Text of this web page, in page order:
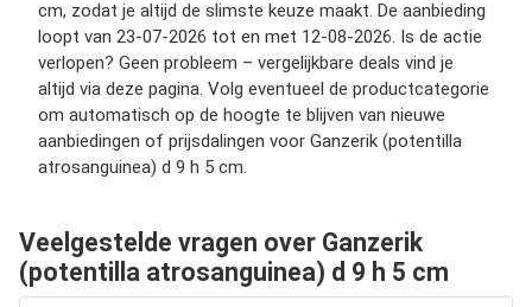
cm, zodat je altijd de slimste keuze maakt. De aanbieding
loopt van 23-07-2026 tot en met 12-08-2026. Is de actie
verlopen? Geen probleem – vergelijkbare deals vind je
altijd via deze pagina. Volg eventueel de productcategorie
om automatisch op de hoogte te blijven van nieuwe
aanbiedingen of prijsdalingen voor Ganzerik (potentilla
atrosanguinea) d 9 h 5 cm.
Veelgestelde vragen over Ganzerik
(potentilla atrosanguinea) d 9 h 5 cm